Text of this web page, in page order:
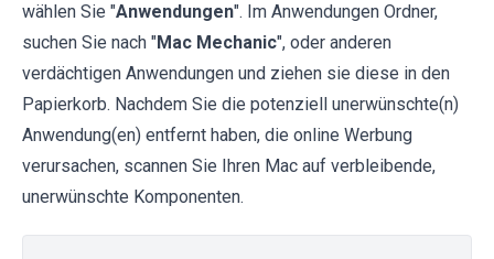
wählen Sie "Anwendungen". Im Anwendungen Ordner,
suchen Sie nach "Mac Mechanic", oder anderen
verdächtigen Anwendungen und ziehen sie diese in den
Papierkorb. Nachdem Sie die potenziell unerwünschte(n)
Anwendung(en) entfernt haben, die online Werbung
verursachen, scannen Sie Ihren Mac auf verbleibende,
unerwünschte Komponenten.